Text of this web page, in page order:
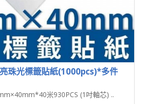
珠光標籤貼紙(1000pcs)*多件
米930PCS (1吋軸芯) ..